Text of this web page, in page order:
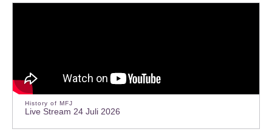
History of MFJ
Live Stream 24 Juli 2026